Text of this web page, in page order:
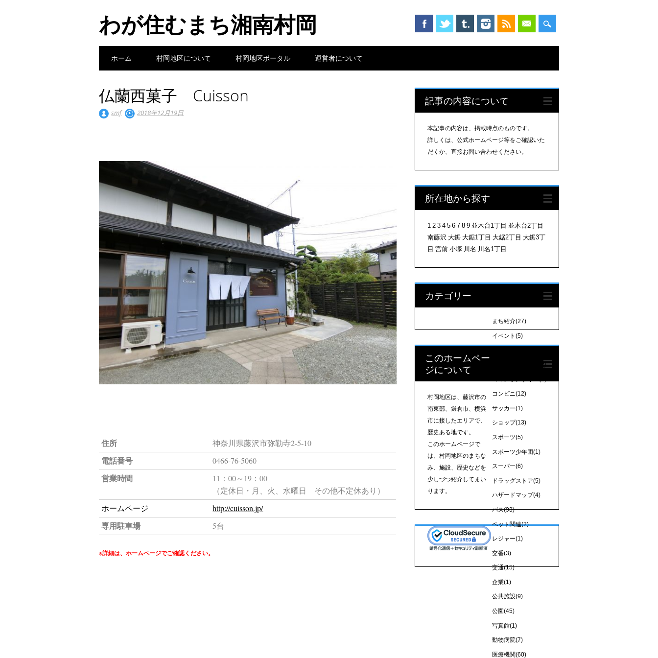
わが住むまち湘南村岡
Main menu
ホーム 村岡地区について 村岡地区ポータル 運営者について
仏蘭西菓子 Cuisson
smf 2018年12月19日
住所 神奈川県藤沢市弥勒寺2-5-10
電話番号 0466-76-5060
営業時間
11：00～19：00
（定休日・月、火、水曜日 その他不定休あり）
ホームページ
http://cuisson.jp/
専用駐車場 5台
※詳細は、ホームページでご確認ください。
記事の内容について
本記事の内容は、掲載時点のものです。
詳しくは、公式ホームページ等をご確認いた
だくか、直接お問い合わせください。
所在地から探す
1 2 3 4 5 6 7 8 9 並木台1丁目 並木台2丁目
南藤沢 大鋸 大鋸1丁目 大鋸2丁目 大鋸3丁
目 宮前 小塚 川名 川名1丁目
カテゴリー
まち紹介(27)
イベント (5)
(3)
コンビニ(12)
サッカー(1)
ショップ(13)
スポーツ(5)
スポーツ少年団(1)
スーパー(6)
ドラッグストア(5)
ハザードマップ(4)
バス(93)
ペット関連(2)
レジャー(1)
交番(3)
交通(15)
企業(1)
公共施設(9)
公園(45)
写真館(1)
動物病院(7)
医療機関(60)
このホームペー
ジについて
村岡地区は、藤沢市の
南東部、鎌倉市、横浜
市に接したエリアで、
歴史ある地です。
このホームページで
は、村岡地区のまちな
み、施設、歴史などを
少しづつ紹介してまい
ります。